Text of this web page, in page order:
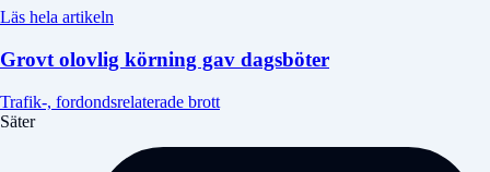
Läs hela artikeln
Grovt olovlig körning gav dagsböter
Trafik-, fordondsrelaterade brott
Säter